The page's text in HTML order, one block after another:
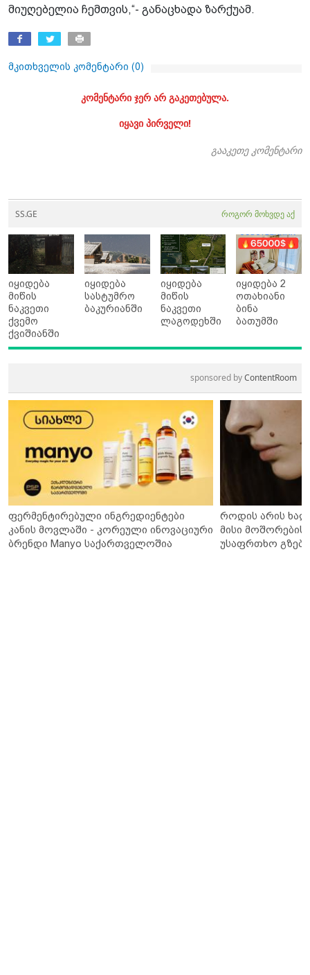
მიუღებელია ჩემთვის,“- განაცხადა ზარქუამ.
მკითხველის კომენტარი (0)
კომენტარი ჯერ არ გაკეთებულა.
იყავი პირველი!
გააკეთე კომენტარი
SS.GE როგორ მოხვდე აქ
იყიდება
მიწის
ნაკვეთი
ქვემო
ქვიშიანში
იყიდება
სასტუმრო
ბაკურიანში
იყიდება
მიწის
ნაკვეთი
ლაგოდეხში
იყიდება 2
ოთახიანი
ბინა
ბათუმში
sponsored byContentRoom
ფერმენტირებული ინგრედიენტები
კანის მოვლაში - კორეული ინოვაციური
ბრენდი Manyo საქართველოშია
როდის არის
მისი მოშორების
უსაფრთხო გზები